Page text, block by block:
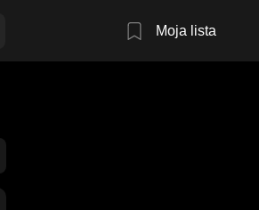
Moja lista